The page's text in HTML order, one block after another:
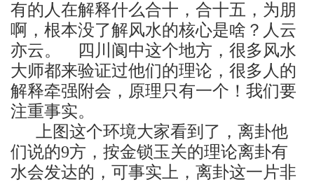
有的人在解释什么合十，合十五，为朋
啊，根本没了解风水的核心是啥？人云
亦云。
四川 阆中这个地方，很多风水
大师都来验证过他们的理论，很多人的
解释牵强附会，原理只有一个！我们要
注重事实。
上图这个环境大家看到了，离卦他
们说的9方，按金锁玉关的理论离卦有
水会发达的，可事实上，离卦这一片非